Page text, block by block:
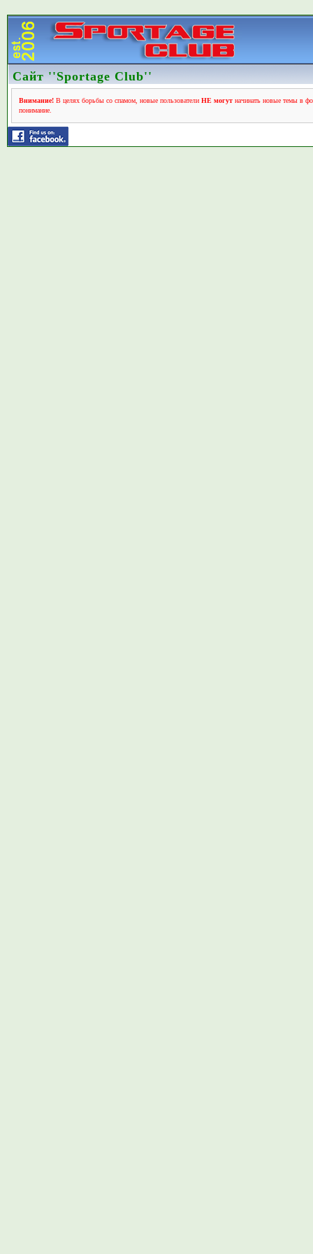
Сайт ''Sportage Club''
Внимание!В целях борьбы со спамом, новые пользователи НЕ могутначинать новые темы в
понимание.